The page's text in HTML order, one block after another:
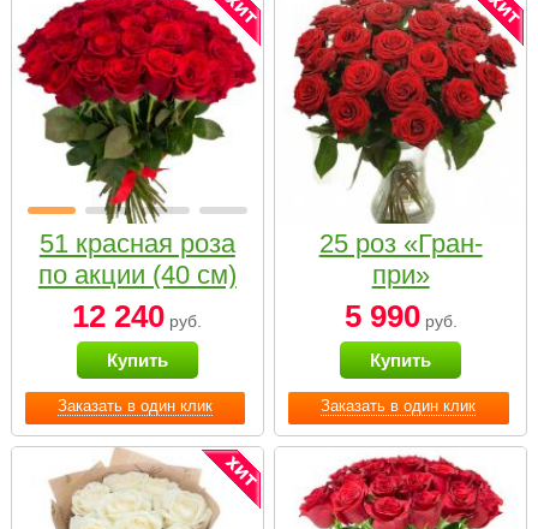
Заказать в один клик
51 красная роза
по акции (40 см)
12 240 руб.
Купить
Заказать в один клик
25 роз «Гран-
при»
5 990руб.
Купить